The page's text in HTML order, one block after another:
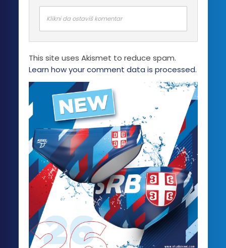
Klikni da ostaviš komentar
This site uses Akismet to reduce spam.
Learn how your comment data is processed.